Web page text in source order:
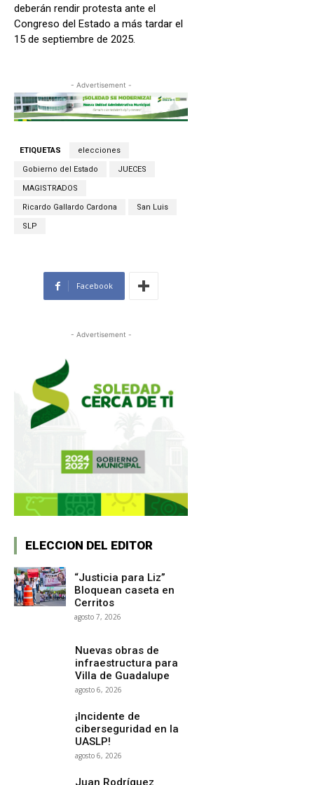
deberán rendir protesta ante el
Congreso del Estado a más tardar el
15 de septiembre de 2025.
- Advertisement -
ETIQUETAS elecciones
Gobierno del Estado JUECES
MAGISTRADOS
Ricardo Gallardo Cardona San Luis
SLP
Facebook
- Advertisement -
ELECCION DEL EDITOR
“Justicia para Liz”
Bloquean caseta en
Cerritos
agosto 7, 2026
Nuevas obras de
infraestructura para
Villa de Guadalupe
agosto 6, 2026
¡Incidente de
ciberseguridad en la
UASLP!
agosto 6, 2026
Juan Rodríguez